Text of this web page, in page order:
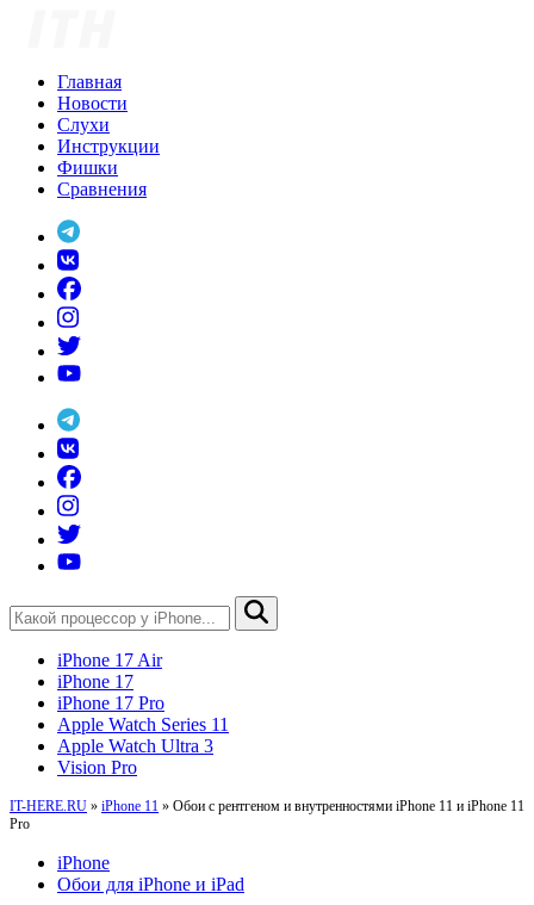
Главная
Новости
Слухи
Инструкции
Фишки
Сравнения
iPhone 17 Air
iPhone 17
iPhone 17 Pro
Apple Watch Series 11
Apple Watch Ultra 3
Vision Pro
IT-HERE.RU » iPhone 11 » Обои с рентгеном и внутренностями iPhone 11 и iPhone 11
Pro
iPhone
Обои для iPhone и iPad